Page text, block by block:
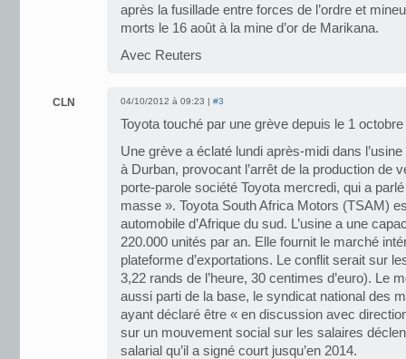
après la fusillade entre forces de l’ordre et
morts le 16 août à la mine d’or de Marikana.
Avec Reuters
CLN 04/10/2012 à 09:23 | #3
Toyota touché par une grève depuis le 1 octobre
Une grève a éclaté lundi après-midi dans
à Durban, provocant l’arrêt de la production de
porte-parole société Toyota mercredi, qui a
masse ». Toyota South Africa Motors (TSAM)
automobile d’Afrique du sud. L’usine a une
220.000 unités par an. Elle fournit le marché
plateforme d’exportations. Le conflit serait sur
3,22 rands de l’heure, 30 centimes d’euro). Le
aussi parti de la base, le syndicat national des
ayant déclaré être « en discussion avec
sur un mouvement social sur les salaires
salarial qu’il a signé court jusqu’en 2014.